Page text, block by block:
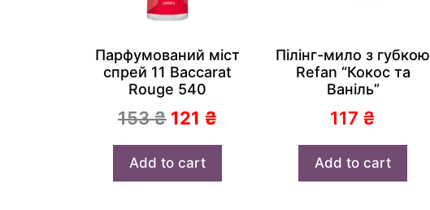
Парфумований міст
спрей 11 Baccarat
Rouge 540
153₴ 121 ₴
Add to cart
Пілінг-мило з губкою
Refan “Кокос та
Ваніль”
117 ₴
Add to cart